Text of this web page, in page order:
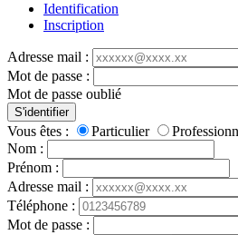
Identification
Inscription
Adresse mail :
Mot de passe :
Mot de passe oublié
S'identifier
Vous êtes : Particulier
Nom :
Prénom :
Adresse mail :
Téléphone :
Mot de passe :